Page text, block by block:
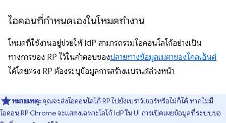
ไอคอนที่กำหนดเองในโหมดทำงาน
โหมดที่ใช้งานอยู่ช่วยให้ IdP สามารถรวมไอคอนโลโก้อย่างเป็น
ทางการของ RP ไว้ในคำตอบของปลายทางข้อมูลเมตาของไคลเอ็นต์
ได้โดยตรง RP ต้องระบุข้อมูลการสร้างแบรนด์ล่วงหน้า
หมายเหตุ:คุณจะส่งไอคอนโลโก้ RP ไปยังเบราว์เซอร์หรือไม่ก็ได้ หากไม่มี
ไอคอน RP Chrome จะแสดงเฉพาะโลโก้ IdP ใน UI การเปิดเผยข้อมูลที่ระบบขอ